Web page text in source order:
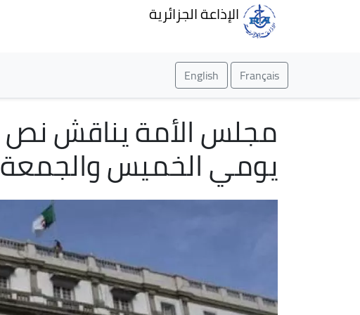
الإذاعة الجزائرية
Français
English
يومي الخميس والجمعة